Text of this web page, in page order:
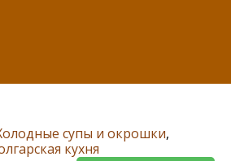
супы и окрошки,
кухня